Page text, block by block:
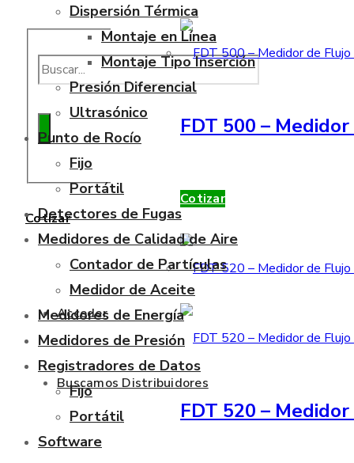
Cotizar
Acceder
Buscamos Distribuidores
FDT 500 –
Cotizar
FDT 520 –
Dispersión Térmica
Montaje en Línea
Montaje Tipo Inserción
Presión Diferencial
Ultrasónico
Punto de Rocío
Fijo
Portátil
Detectores de Fugas
Medidores de Calidad de Aire
Contador de Partículas
Medidor de Aceite
Medidores de Energía
Medidores de Presión
Registradores de Datos
Fijo
Portátil
Software